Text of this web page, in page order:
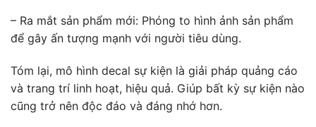
– Ra mắt sản phẩm mới: Phóng to hình ảnh sản phẩm
để gây ấn tượng mạnh với người tiêu dùng.
Tóm lại, mô hình decal sự kiện là giải pháp quảng cáo
và trang trí linh hoạt, hiệu quả. Giúp bất kỳ sự kiện nào
cũng trở nên độc đáo và đáng nhớ hơn.